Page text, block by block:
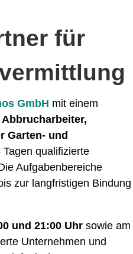
für
GmbH mit einem
Abbrucharbeiter,
Garten- und
qualifizierte
Aufgabenbereiche
zur langfristigen Bindung
und 21:00 Uhr sowie am
Unternehmen und